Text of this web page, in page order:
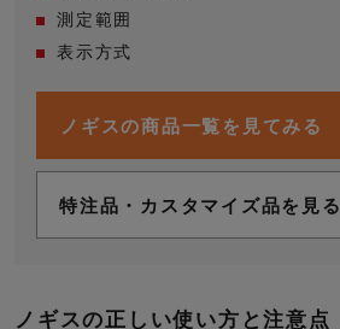
測定範囲
表示方式
ノギスの商品一覧を見てみる
特注品・カスタマイズ品を見る
ノギスの正しい使い方と注意点